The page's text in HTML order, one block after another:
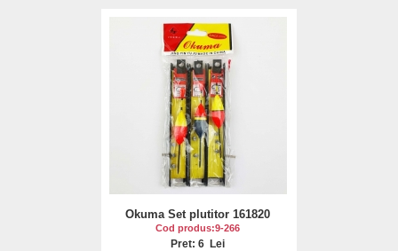
Okuma Set plutitor 161820
Cod produs:9-266
Pret: 6 Lei